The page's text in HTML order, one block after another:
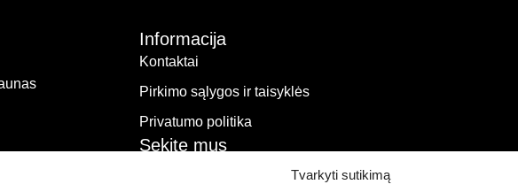
Tvarkyti sutikimą
Informacija
Kontaktai
Pirkimo sąlygos ir taisyklės
Privatumo politika
Sekite mus